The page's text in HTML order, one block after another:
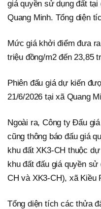
giá quyền sử dụng đất
Quang Minh. Tổng diện
Mức giá khởi điểm đưa
triệu đồng/m2 đến 23,85
Phiên đấu giá dự kiến
21/6/2026 tại xã Quang
Ngoài ra, Công ty Đấu
cũng thông báo đấu giá
khu đất XK3-CH thuộc
khu đất đấu giá quyền
CH và XK3-CH), xã Kiều
Tổng diện tích các thửa